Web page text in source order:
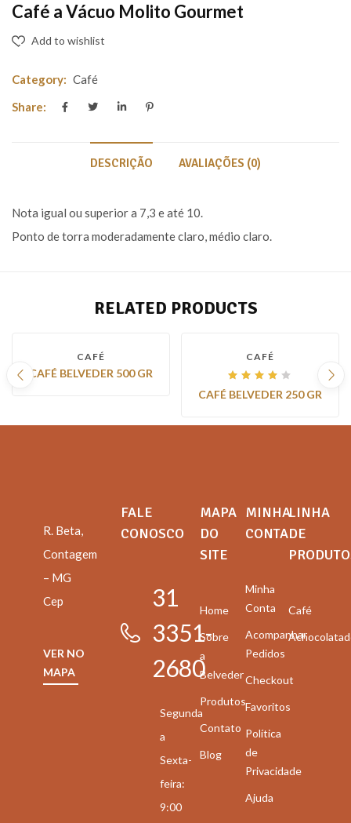
Café a Vácuo Molito Gourmet
Add to wishlist
Category: Café
Share:
DESCRIÇÃO AVALIAÇÕES (0)
Nota igual ou superior a 7,3 e até 10.
Ponto de torra moderadamente claro, médio claro.
RELATED PRODUCTS
CAFÉ
CAFÉ BELVEDER 500 GR
CAFÉ
4.00
CAFÉ BELVEDER 250 GR
R. Beta,
Contagem
– MG
Cep
VER NO
MAPA
FALE
CONOSCO
31
3351-
2680
Segunda
a
Sexta-
feira:
9:00
MAPA
DO
SITE
Home
Sobre
a
Belveder
Produtos
Contato
Blog
MINHA
CONTA
Minha
Conta
Acompanhar
Pedidos
Checkout
Favoritos
Política
de
Privacidade
Ajuda
LINHA
DE
Café